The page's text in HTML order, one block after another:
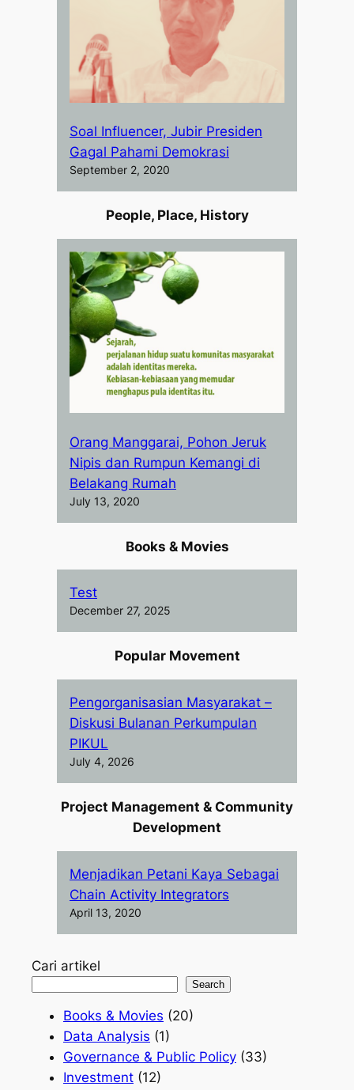
Soal Influencer, Jubir Presiden
Gagal Pahami Demokrasi
September 2, 2020
People, Place, History
Orang Manggarai, Pohon Jeruk
Nipis dan Rumpun Kemangi di
Belakang Rumah
July 13, 2020
Books & Movies
Test
December 27, 2025
Popular Movement
Pengorganisasian Masyarakat –
Diskusi Bulanan Perkumpulan
PIKUL
July 4, 2026
Project Management & Community
Development
Menjadikan Petani Kaya Sebagai
Chain Activity Integrators
April 13, 2020
Cari artikel
Search
Books & Movies (20)
Data Analysis (1)
Governance & Public Policy (33)
Investment (12)